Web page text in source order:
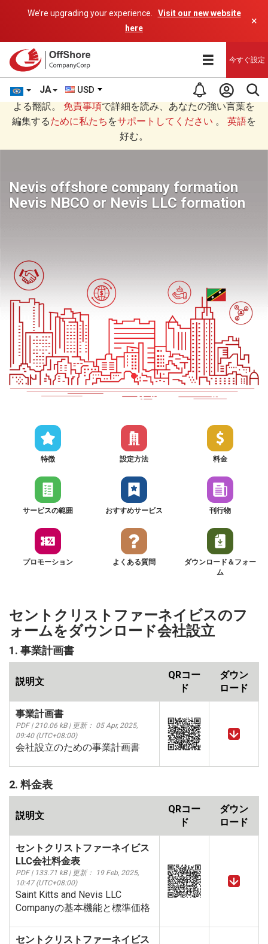
We’re upgrading your experience.
Visit our new website
here
×
JA USD
今すぐ設定
あなたは日本語 (にほんご)で読んでいますAIプログラムに
よる翻訳。 免責事項で詳細を読み、あなたの強い言葉を
編集するために私たち をサポートしてください 。 英語を
好む。
Nevis offshore company formation
Nevis NBCO or Nevis LLC formation
特徴 設定方法 料金
サービスの範囲 おすすめサービス 刊行物
プロモーション よくある質問
ダウンロード＆フォー
ム
セントクリストファーネイビスのフ
ォームをダウンロード会社設立
1. 事業計画書
説明文
QRコー
ド
ダウン
ロード
事業計画書
PDF | 210.06 kB | 更新： 05 Apr, 2025,
09:40 (UTC+08:00)
会社設立のための事業計画書
2. 料金表
説明文
QRコー
ド
ダウン
ロード
セントクリストファーネイビス
LLC会社料金表
PDF | 133.71 kB | 更新： 19 Feb, 2025,
10:47 (UTC+08:00)
Saint Kitts and Nevis LLC
Companyの基本機能と標準価格
セントクリストファーネイビス